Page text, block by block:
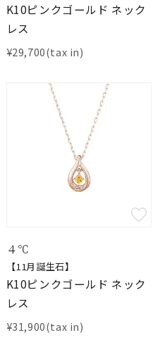
K10ピンクゴールド ネック
レス
¥29,700(tax in)
４℃
【11月誕生石】
K10ピンクゴールド ネック
レス
¥31,900(tax in)